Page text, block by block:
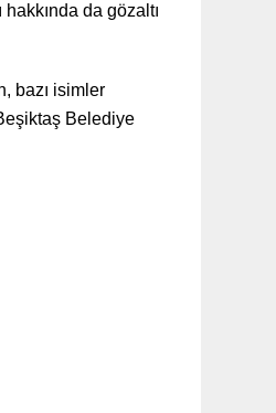
da gözaltı
bazı isimler
Belediye